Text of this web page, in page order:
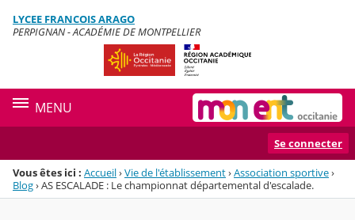
Menu de la rubrique
Contenu
LYCEE FRANCOIS ARAGO
PERPIGNAN - ACADÉMIE DE MONTPELLIER
MENU
Se connecter
Vous êtes ici : Accueil›Vie de l'établissement›Association sportive›
Blog›AS ESCALADE : Le championnat départemental d'escalade.